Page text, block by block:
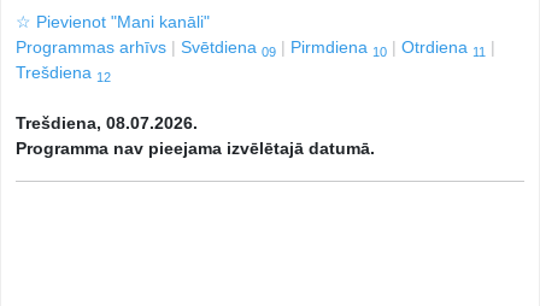
☆ Pievienot "Mani kanāli"
Programmas arhīvs
Svētdiena 09 Pirmdiena 10 Otrdiena 11
Trešdiena 12
Trešdiena, 08.07.2026.
Programma nav pieejama izvēlētajā datumā.